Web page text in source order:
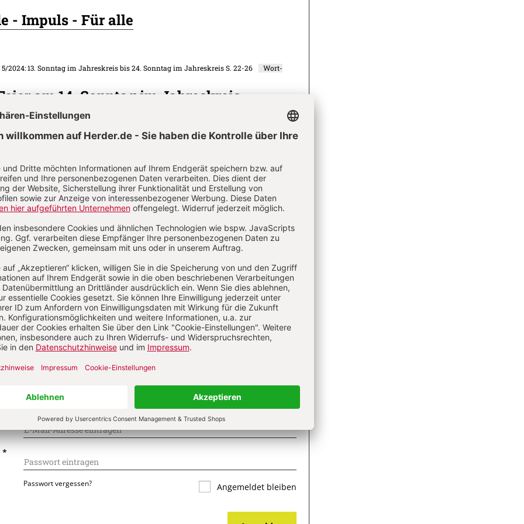
- Impuls - Für alle
5/2024: 13. Sonntag im Jahreskreis bis 24. Sonntag im Jahreskreis S. 22-26
Wort-
am 14. Sonntag im Jahreskreis
- Für alle
Kommentieren
Ihren Kommentar
Als Gast kommentieren
*
Passwort vergessen? Angemeldet bleiben